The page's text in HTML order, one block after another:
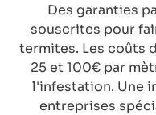
Des garanties
souscrites pour
termites. Les coûts
25 et 100€ par
l'infestation. Une
entreprises